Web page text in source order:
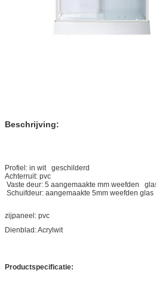
Beschrijving:
Profiel: in wit geschilderd
Achterruit: pvc
Vaste deur: 5 aangemaakte mm weefden
Schuifdeur: aangemaakte 5mm weefden glas
zijpaneel: pvc
Dienblad: Acrylwit
Productspecificatie: